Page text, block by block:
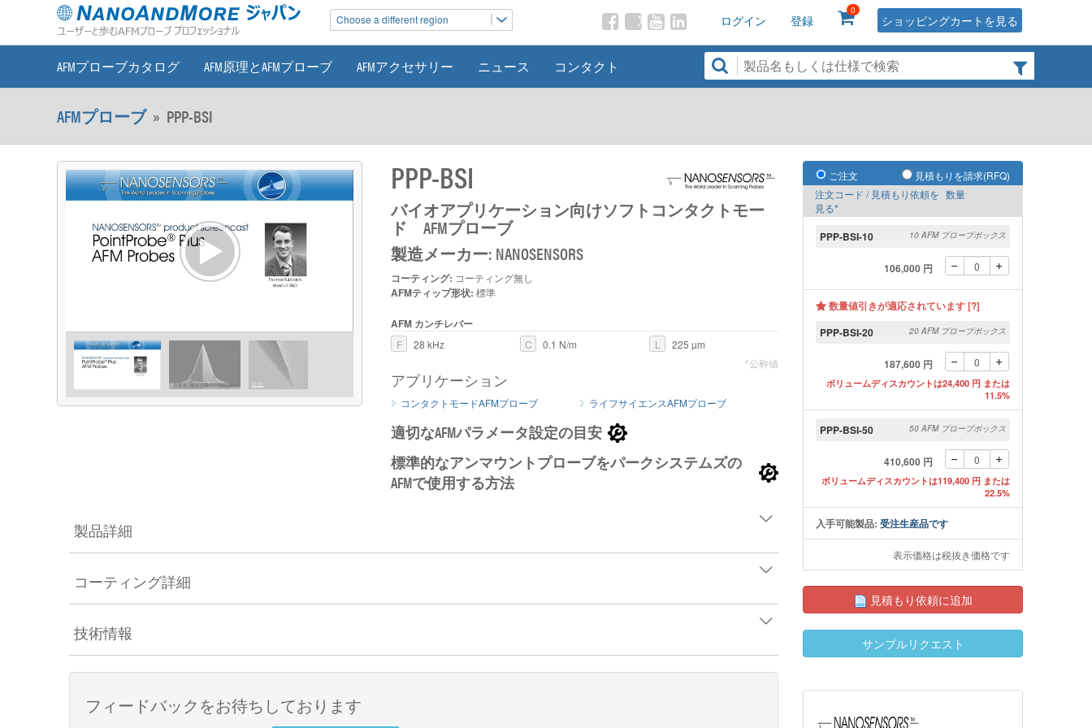
Choose a different region ログイン 登録
0
ショッピングカートを見る
AFMプローブカタログ AFM原理とAFMプローブ AFMアクセサリー ニュース コンタクト
AFMプローブ» PPP-BSI
ご注文
見積もりを請求(RFQ)
注文コード / 見積もり依頼を
見る*
数量
PPP-BSI-10 10 AFM プローブボックス
106,000 円
数量値引きが適応されています [?]
PPP-BSI-20
20 AFM プローブボックス
187,600 円
ボリュームディスカウントは24,400 円 または
11.5%
PPP-BSI-50 50 AFM プローブボックス
410,600 円
ボリュームディスカウントは119,400 円 または
22.5%
入手可能製品: 受注生産品です
表示価格は税抜き価格です
見積もり依頼に追加
サンプルリクエスト
PointProbe AFM探針のSEMイメージ
PointProbe AFM探針のSEMイメージ 拡大
PPP-BSI
バイオアプリケーション向けソフトコンタクトモー
ド AFMプローブ
製造メーカー: NANOSENSORS
コーティング: コーティング無し
AFMティップ形状: 標準
AFM カンチレバー
F 28 kHz C 0.1 N/m L
225 µm
*公称値
アプリケーション
コンタクトモードAFMプローブ ライフサイエンスAFMプローブ
適切なAFMパラメータ設定の目安
標準的なアンマウントプローブをパークシステムズの
AFMで使用する方法
製品詳細
コーティング詳細
技術情報
フィードバックをお待ちしております